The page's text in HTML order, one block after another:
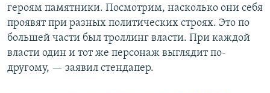
героям памятники. Посмотрим, насколько они себя
проявят при разных политических строях. Это по
большей части был троллинг власти. При каждой
власти один и тот же персонаж выглядит по-
другому, — заявил стендапер.